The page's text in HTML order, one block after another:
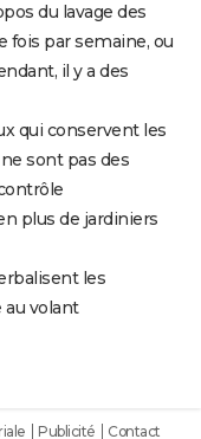
du lavage des
fois par semaine, ou
il y a des
qui conservent les
sont pas des
plus de jardiniers
les
volant
Publicité Contact